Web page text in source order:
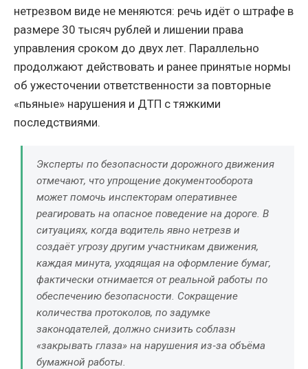
нетрезвом виде не меняются: речь идёт о штрафе в
размере 30 тысяч рублей и лишении права
управления сроком до двух лет. Параллельно
продолжают действовать и ранее принятые нормы
об ужесточении ответственности за повторные
«пьяные» нарушения и ДТП с тяжкими
последствиями.
Эксперты по безопасности дорожного движения
отмечают, что упрощение документооборота
может помочь инспекторам оперативнее
реагировать на опасное поведение на дороге. В
ситуациях, когда водитель явно нетрезв и
создаёт угрозу другим участникам движения,
каждая минута, уходящая на оформление бумаг,
фактически отнимается от реальной работы по
обеспечению безопасности. Сокращение
количества протоколов, по задумке
законодателей, должно снизить соблазн
«закрывать глаза» на нарушения из‑за объёма
бумажной работы.